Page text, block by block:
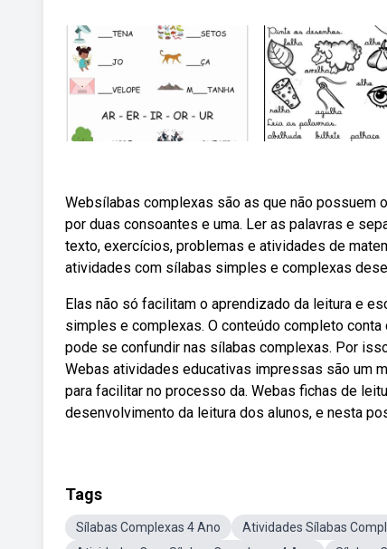
Websílabas complexas são as que não possuem
por duas consoantes e uma. Ler as palavras e
texto, exercícios, problemas e atividades de
atividades com sílabas simples e complexas
Elas não só facilitam o aprendizado da leitura e
simples e complexas. O conteúdo completo conta
pode se confundir nas sílabas complexas. Por
Webas atividades educativas impressas são um
para facilitar no processo da. Webas fichas de
desenvolvimento da leitura dos alunos, e nesta
Tags
Sílabas Complexas 4 Ano Atividades Sílabas